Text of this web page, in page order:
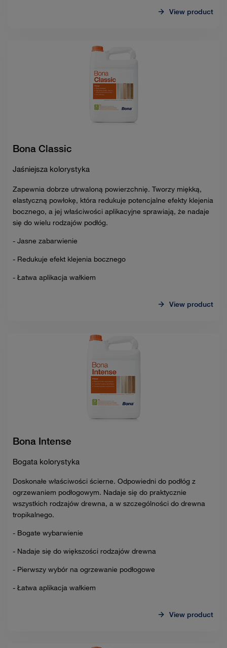
View product
Bona Classic
Jaśniejsza kolorystyka
Zapewnia dobrze utrwaloną powierzchnię. Tworzy miękką,
elastyczną powłokę, która redukuje potencjalne efekty klejenia
bocznego, a jej właściwości aplikacyjne sprawiają, że nadaje
się do wielu rodzajów podłóg.
- Jasne zabarwienie
- Redukuje efekt klejenia bocznego
- Łatwa aplikacja wałkiem
View product
Bona Intense
Bogata kolorystyka
Doskonałe właściwości ścierne. Odpowiedni do podłóg z
ogrzewaniem podłogowym. Nadaje się do praktycznie
wszystkich rodzajów drewna, a w szczególności do drewna
tropikalnego.
- Bogate wybarwienie
- Nadaje się do większości rodzajów drewna
- Pierwszy wybór na ogrzewanie podłogowe
- Łatwa aplikacja wałkiem
View product